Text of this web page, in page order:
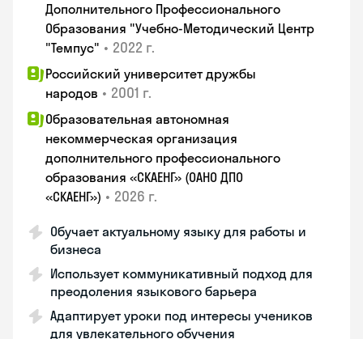
Дополнительного Профессионального
Образования "Учебно-Методический Центр
"Темпус" • 2022 г.
Российский университет дружбы
народов • 2001 г.
Образовательная автономная
некоммерческая организация
дополнительного профессионального
образования «СКАЕНГ» (ОАНО ДПО
«СКАЕНГ») • 2026 г.
Обучает актуальному языку для работы и
бизнеса
Использует коммуникативный подход для
преодоления языкового барьера
Адаптирует уроки под интересы учеников
для увлекательного обучения